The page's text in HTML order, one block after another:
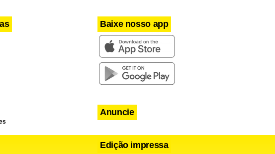
Baixe nosso app
Anuncie
Edição impressa